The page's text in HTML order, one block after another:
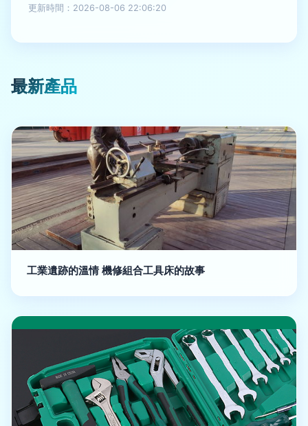
更新時間：2026-08-06 22:06:20
最新產品
工業遺跡的溫情 機修組合工具床的故事